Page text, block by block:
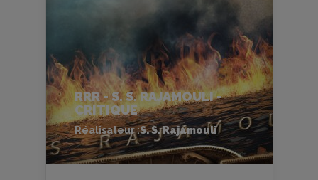
RRR - S. S. RAJAMOULI -
CRITIQUE
Réalisateur :S. S. Rajamouli